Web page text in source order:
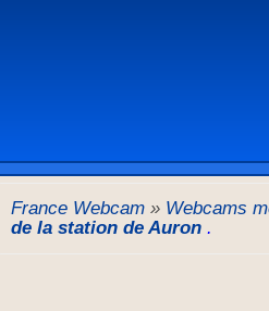
France Webcam » Webcams
de la station de Auron .